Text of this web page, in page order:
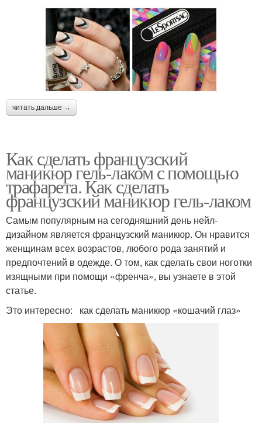
читать дальше →
Как сделать французский
маникюр гель-лаком с помощью
трафарета. Как сделать
французский маникюр гель-лаком
Самым популярным на сегодняшний день нейл-
дизайном является французский маникюр. Он нравится
женщинам всех возрастов, любого рода занятий и
предпочтений в одежде. О том, как сделать свои ноготки
изящными при помощи «френча», вы узнаете в этой
статье.
Это интересно: как сделать маникюр «кошачий глаз»